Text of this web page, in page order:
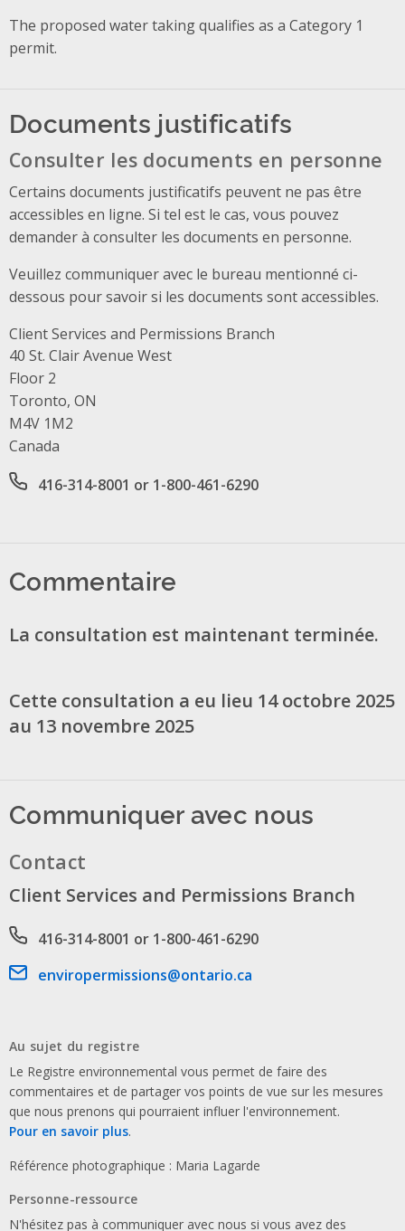
The proposed water taking qualifies as a Category 1
permit.
Documents justificatifs
Consulter les documents en personne
Certains documents justificatifs peuvent ne pas être
accessibles en ligne. Si tel est le cas, vous pouvez
demander à consulter les documents en personne.
Veuillez communiquer avec le bureau mentionné ci-
dessous pour savoir si les documents sont accessibles.
Client Services and Permissions Branch
Address
40 St. Clair Avenue West
Floor 2
Toronto, ON
M4V 1M2
Canada
Office phone number
416-314-8001 or 1-800-461-6290
Commentaire
La consultation est maintenant terminée.
Cette consultation a eu lieu 14 octobre 2025
au 13 novembre 2025
Communiquer avec nous
Contact
Client Services and Permissions Branch
Phone number
416-314-8001 or 1-800-461-6290
Email address
enviropermissions@ontario.ca
Au sujet du registre
Le Registre environnemental vous permet de faire des
commentaires et de partager vos points de vue sur les mesures
que nous prenons qui pourraient influer l'environnement.
Pour en savoir plus.
Référence photographique : Maria Lagarde
Personne-ressource
N'hésitez pas à communiquer avec nous si vous avez des